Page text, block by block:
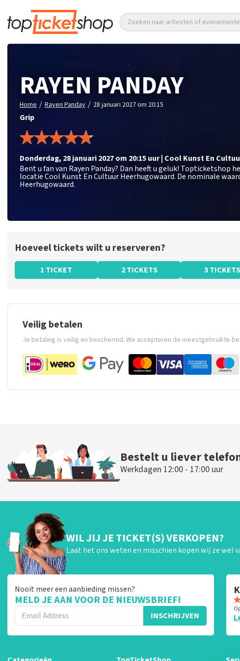
Zoeken naar artiesten of
RAYEN PANDAY
Home / Rayen Panday / 28 januari 2027 om 20:15
Grip
donderdag, 28 januari 2027 om 20:15uur| Cool Kunst En
Bent u fan van Rayen Panday? Dan heeft u geluk! Topticketshop
locatie Cool Kunst En Cultuur Heerhugowaard. De nominale
Heerhugowaard.
Hoeveel tickets wilt u reserveren?
1 TICKET 2 TICKETS 3 TICKETS
Veilig betalen
Je betaling is veilig en beschermd. We accepteren de meestgebruikte
Bestelt u liever
Werkdagen 12:00 - 17:00 uur
WIL JIJ JE TICKET(S) VERKOPEN?
Laat het ons weten en misschien kopen wij ze wel
Nooit meer een aanbieding missen?
MELD JE AAN VOOR DE NIEUWSBRIEF!
INSCHRIJVEN